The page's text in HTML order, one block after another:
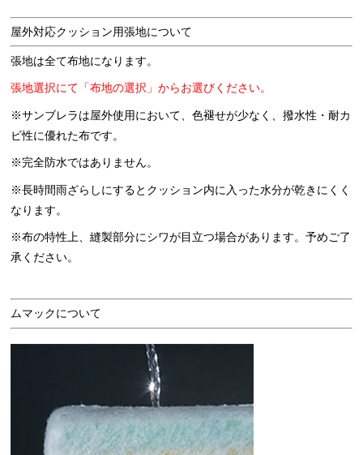
屋外対応クッション用張地について
張地は全て布地になります。
張地選択にて「布地の選択」からお選びください。
※サンブレラは屋外使用において、色褪せが少なく、撥水性・耐カ
ビ性に優れた布です。
※完全防水ではありません。
※長時間雨ざらしにするとクッション内に入った水分が乾きにくく
なります。
※布の特性上、縫製部分にシワが目立つ場合があります。予めご了
承ください。
ムマックについて